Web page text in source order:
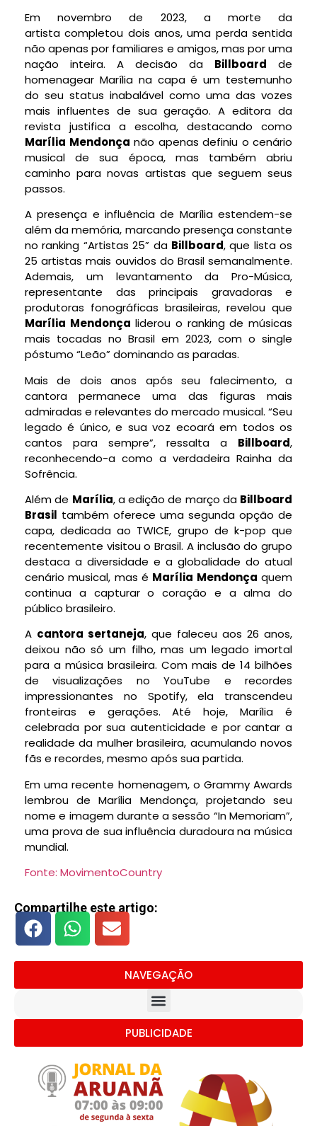
Em novembro de 2023, a morte da
artista completou dois anos, uma perda sentida
não apenas por familiares e amigos, mas por uma
nação inteira. A decisão da Billboard de
homenagear Marília na capa é um testemunho
do seu status inabalável como uma das vozes
mais influentes de sua geração. A editora da
revista justifica a escolha, destacando como
Marília Mendonça não apenas definiu o cenário
musical de sua época, mas também abriu
caminho para novas artistas que seguem seus
passos.
A presença e influência de Marília estendem-se
além da memória, marcando presença constante
no ranking “Artistas 25” da Billboard, que lista os
25 artistas mais ouvidos do Brasil semanalmente.
Ademais, um levantamento da Pro-Música,
representante das principais gravadoras e
produtoras fonográficas brasileiras, revelou que
Marília Mendonça liderou o ranking de músicas
mais tocadas no Brasil em 2023, com o single
póstumo “Leão” dominando as paradas.
Mais de dois anos após seu falecimento, a
cantora permanece uma das figuras mais
admiradas e relevantes do mercado musical. “Seu
legado é único, e sua voz ecoará em todos os
cantos para sempre”, ressalta a Billboard,
reconhecendo-a como a verdadeira Rainha da
Sofrência.
Além de Marília, a edição de março da Billboard
Brasil também oferece uma segunda opção de
capa, dedicada ao TWICE, grupo de k-pop que
recentemente visitou o Brasil. A inclusão do grupo
destaca a diversidade e a globalidade do atual
cenário musical, mas é Marília Mendonça quem
continua a capturar o coração e a alma do
público brasileiro.
A cantora sertaneja, que faleceu aos 26 anos,
deixou não só um filho, mas um legado imortal
para a música brasileira. Com mais de 14 bilhões
de visualizações no YouTube e recordes
impressionantes no Spotify, ela transcendeu
fronteiras e gerações. Até hoje, Marília é
celebrada por sua autenticidade e por cantar a
realidade da mulher brasileira, acumulando novos
fãs e recordes, mesmo após sua partida.
Em uma recente homenagem, o Grammy Awards
lembrou de Marília Mendonça, projetando seu
nome e imagem durante a sessão “In Memoriam”,
uma prova de sua influência duradoura na música
mundial.
Fonte: MovimentoCountry
Compartilhe este artigo:
NAVEGAÇÃO
PUBLICIDADE